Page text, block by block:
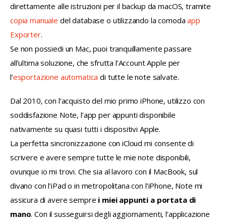
direttamente alle istruzioni per il backup da macOS, tramite
copia manuale del database o utilizzando la comoda app
Exporter.
Se non possiedi un Mac, puoi tranquillamente passare
all’ultima soluzione, che sfrutta l’Account Apple per
l’esportazione automatica di tutte le note salvate.
Dal 2010, con l’acquisto del mio primo iPhone, utilizzo con
soddisfazione Note, l’app per appunti disponibile
nativamente su quasi tutti i dispositivi Apple.
La perfetta sincronizzazione con iCloud mi consente di
scrivere e avere sempre tutte le mie note disponibili,
ovunque io mi trovi. Che sia al lavoro con il MacBook, sul
divano con l’iPad o in metropolitana con l’iPhone, Note mi
assicura di avere sempre i miei appunti a portata di
mano. Con il susseguirsi degli aggiornamenti, l’applicazione